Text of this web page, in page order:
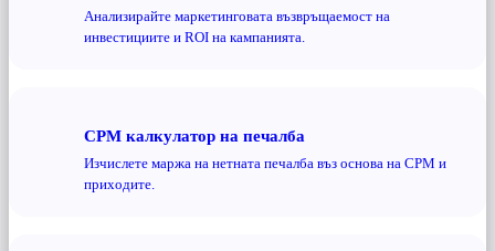
Анализирайте маркетинговата възвръщаемост на
инвестициите и ROI на кампанията.
CPM калкулатор на печалба
Изчислете маржа на нетната печалба въз основа на CPM и
приходите.